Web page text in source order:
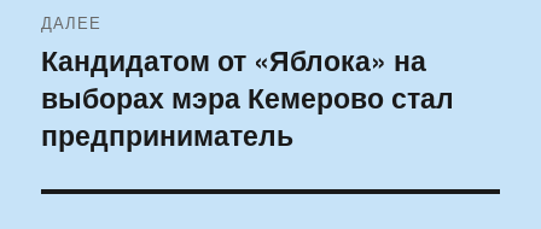
ДАЛЕЕ
Следующая
запись:
Кандидатом от «Яблока» на
выборах мэра Кемерово стал
предприниматель